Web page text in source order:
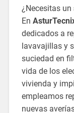
¿Necesitas un
En
dedicados a
lavavajillas y
suciedad en
vida de los
vivienda y
empleamos
nuevas